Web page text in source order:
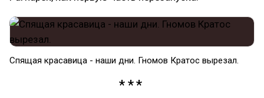
Спящая красавица - наши дни. Гномов Кратос вырезал.